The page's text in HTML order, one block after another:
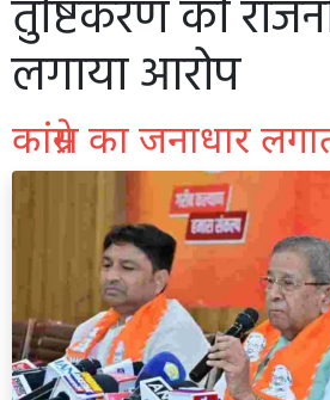
तुष्टिकरण की
लगाया आरोप
कांग्रेस का जनाधार